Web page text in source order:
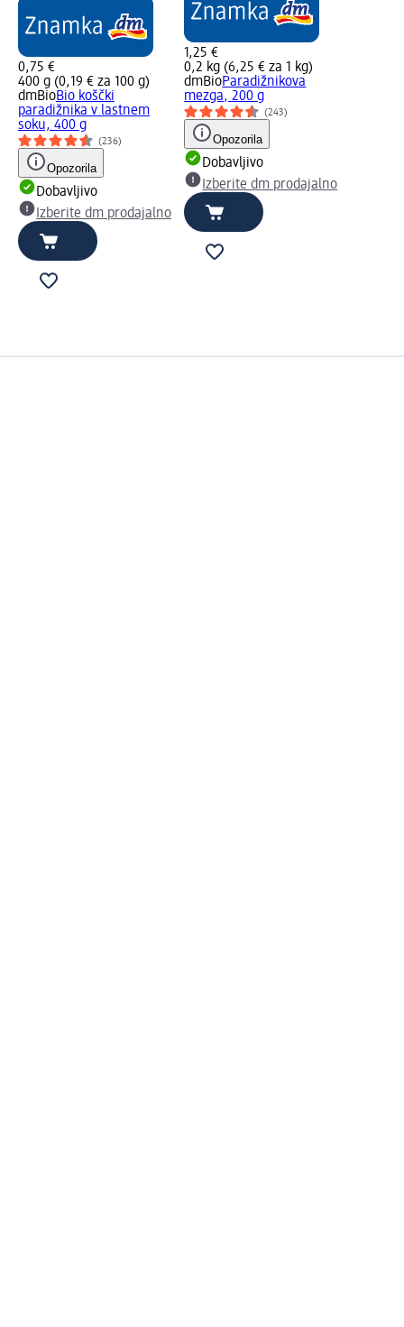
0,75 €
400 g (0,19 € za 100 g)
dmBioBio koščki
paradižnika v lastnem
soku, 400 g
(236)
Opozorila
Dobavljivo
Izberite dm prodajalno
1,25 €
0,2 kg (6,25 € za 1 kg)
dmBioParadižnikova
mezga, 200 g
(243)
Opozorila
Dobavljivo
Izberite dm prodajalno